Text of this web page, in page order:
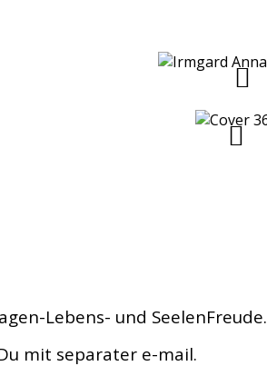
Lebens- und SeelenFreude.
mit separater e-mail.